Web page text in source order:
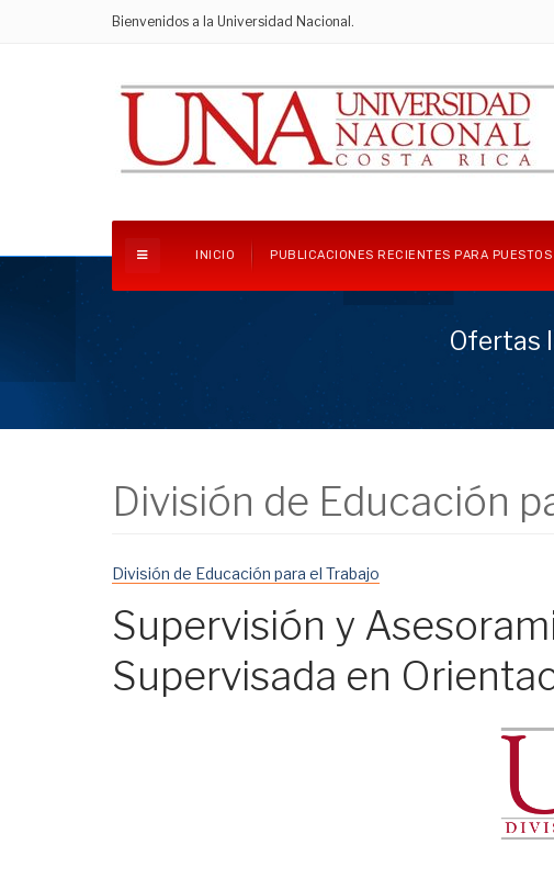
Bienvenidos a la Universidad Nacional.
INICIO PUBLICACIONES RECIENTES PARA
Ofertas
División de Educación
División de Educación para el Trabajo
Supervisión y
Supervisada en